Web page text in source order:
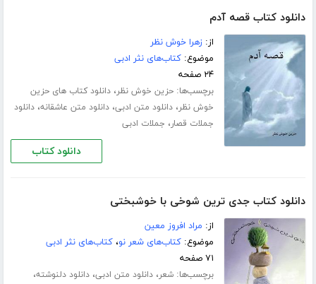
دانلود کتاب قصه آدم
از:زهرا خوش نظر
موضوع:کتاب‌های نثر ادبی
۲۴ صفحه
برچسب‌ها:حزین خوش نظر،دانلود کتاب های حزین
خوش نظر،دانلود متن ادبی،دانلود متن عاشقانه،دانلود
جملات قصار، جملات ادبی
دانلود کتاب
دانلود کتاب جدی ترین شوخی با خوشبختی
از: مراد افروز معین
موضوع:کتاب‌های شعر نو،کتاب‌های نثر ادبی
۷۱ صفحه
برچسب‌ها:شعر،دانلود متن ادبی،دانلود دلنوشته،